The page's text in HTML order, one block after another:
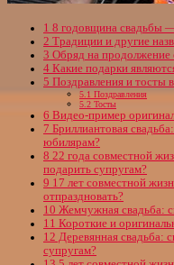
1 8 годовщина свадьбы —
2 Традиции и другие
3 Обряд на продолжение
4 Какие подарки
5 Поздравления и тосты
5.1 Поздравления
5.2 Тосты
6 Видео-пример
7 Бриллиантовая
юбилярам?
8 22 года совместной
подарить супругам?
9 17 лет совместной
отпраздновать?
10 Жемчужная свадьба:
11 Короткие и
12 Деревянная свадьба:
супругам?